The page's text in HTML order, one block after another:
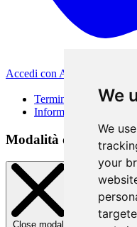
We
We
your
Accedi con Apple
Termini di Utilizzo
Informativa sulla
Modalità di accesso
Close modal